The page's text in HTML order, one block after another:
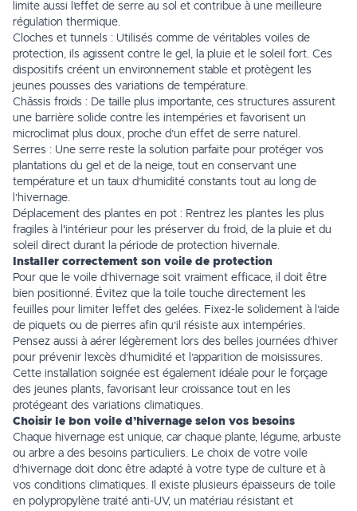
limite aussi l’effet de serre au sol et contribue à une meilleure
régulation thermique.
Cloches et tunnels : Utilisés comme de véritables voiles de
protection, ils agissent contre le gel, la pluie et le soleil fort. Ces
dispositifs créent un environnement stable et protègent les
jeunes pousses des variations de température.
Châssis froids : De taille plus importante, ces structures assurent
une barrière solide contre les intempéries et favorisent un
microclimat plus doux, proche d’un effet de serre naturel.
Serres : Une serre reste la solution parfaite pour protéger vos
plantations du gel et de la neige, tout en conservant une
température et un taux d’humidité constants tout au long de
l’hivernage.
Déplacement des plantes en pot : Rentrez les plantes les plus
fragiles à l'intérieur pour les préserver du froid, de la pluie et du
soleil direct durant la période de protection hivernale.
Installer correctement son voile de protection
Pour que le voile d’hivernage soit vraiment efficace, il doit être
bien positionné. Évitez que la toile touche directement les
feuilles pour limiter l’effet des gelées. Fixez-le solidement à l’aide
de piquets ou de pierres afin qu’il résiste aux intempéries.
Pensez aussi à aérer légèrement lors des belles journées d’hiver
pour prévenir l’excès d’humidité et l’apparition de moisissures.
Cette installation soignée est également idéale pour le forçage
des jeunes plants, favorisant leur croissance tout en les
protégeant des variations climatiques.
Choisir le bon voile d’hivernage selon vos besoins
Chaque hivernage est unique, car chaque plante, légume, arbuste
ou arbre a des besoins particuliers. Le choix de votre voile
d’hivernage doit donc être adapté à votre type de culture et à
vos conditions climatiques. Il existe plusieurs épaisseurs de toile
en polypropylène traité anti-UV, un matériau résistant et